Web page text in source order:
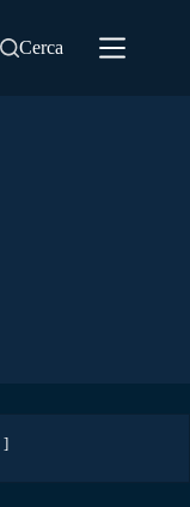
Cerca